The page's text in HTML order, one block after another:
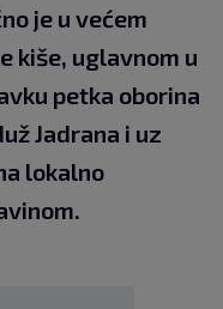
je u većem
kiše, uglavnom u
petka oborina
Jadrana i uz
lokalno